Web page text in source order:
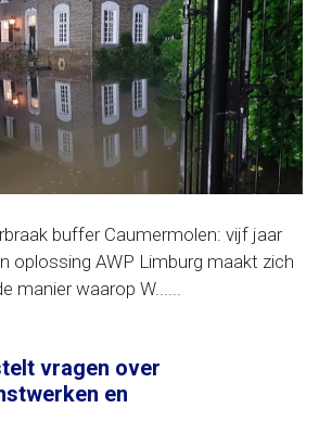
buffer Caumermolen: vijf jaar
oplossing AWP Limburg maakt zich
manier waarop W......
vragen over
en